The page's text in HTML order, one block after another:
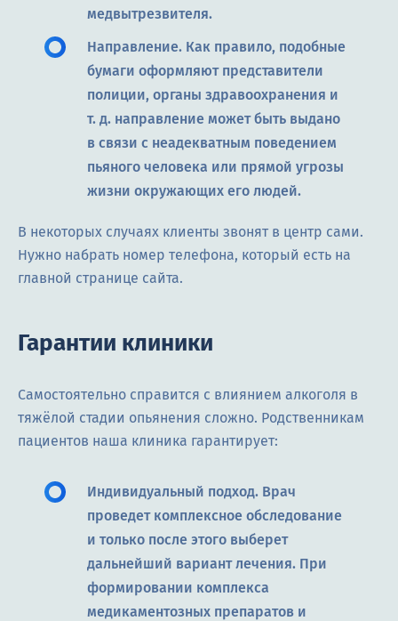
медвытрезвителя.
Направление. Как правило, подобные
бумаги оформляют представители
полиции, органы здравоохранения и
т. д. направление может быть выдано
в связи с неадекватным поведением
пьяного человека или прямой угрозы
жизни окружающих его людей.
В некоторых случаях клиенты звонят в центр сами.
Нужно набрать номер телефона, который есть на
главной странице сайта.
Гарантии клиники
Самостоятельно справится с влиянием алкоголя в
тяжёлой стадии опьянения сложно. Родственникам
пациентов наша клиника гарантирует:
Индивидуальный подход. Врач
проведет комплексное обследование
и только после этого выберет
дальнейший вариант лечения. При
формировании комплекса
медикаментозных препаратов и